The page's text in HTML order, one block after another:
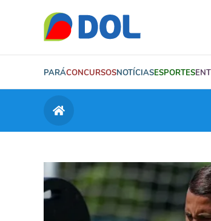
PARÁCONCURSOSNOTÍCIASESPORTES